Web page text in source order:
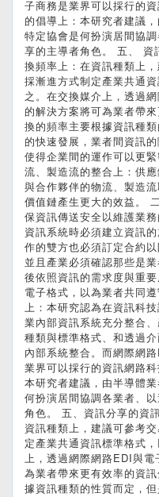
子商務是業界可以採行的
的倡導上：本研究者建議
特定協會是何扮演居間協
享的主導者角色。 五、 資
換頻率上：在資訊種類上
採漸進方式制定產業共通
之。在交換媒介上，透過
的解決方案將可為業者帶
換的頻率主要根據資訊種
的快速發展，業者間資訊
使得企業間的運作可以更
流、製造流的整合上：供
與合作夥伴的物流、製造
價值鏈產生更大的效益。
保資訊傳送安全以維護業
資訊系統時必須建立資訊
作的雙方也必須訂定合約
並且產業必須確認那些是
後依照資訊的需求度與重
電子格式，以為業者共同
上：本研究認為在資訊科
業內部資訊系統充分整合
種類與標準格式、和透過
內部系統整合。而網際網
業界可以採行的資訊網路
本研究者建議，由半導體
何扮演居間協調各業者、
角色。 五、資訊分享的資
資訊種類上，建議可參考
定產業共通資訊標準格式
上，透過網際網路EDI與
為業者帶來更有效率的資
據資訊種類的性質而定，